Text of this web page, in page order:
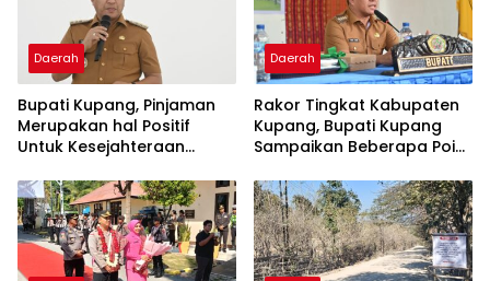
Daerah
Bupati Kupang, Pinjaman
Merupakan hal Positif
Untuk Kesejahteraan
Daerah
Rakor Tingkat Kabupaten
Kupang, Bupati Kupang
Sampaikan Beberapa Point